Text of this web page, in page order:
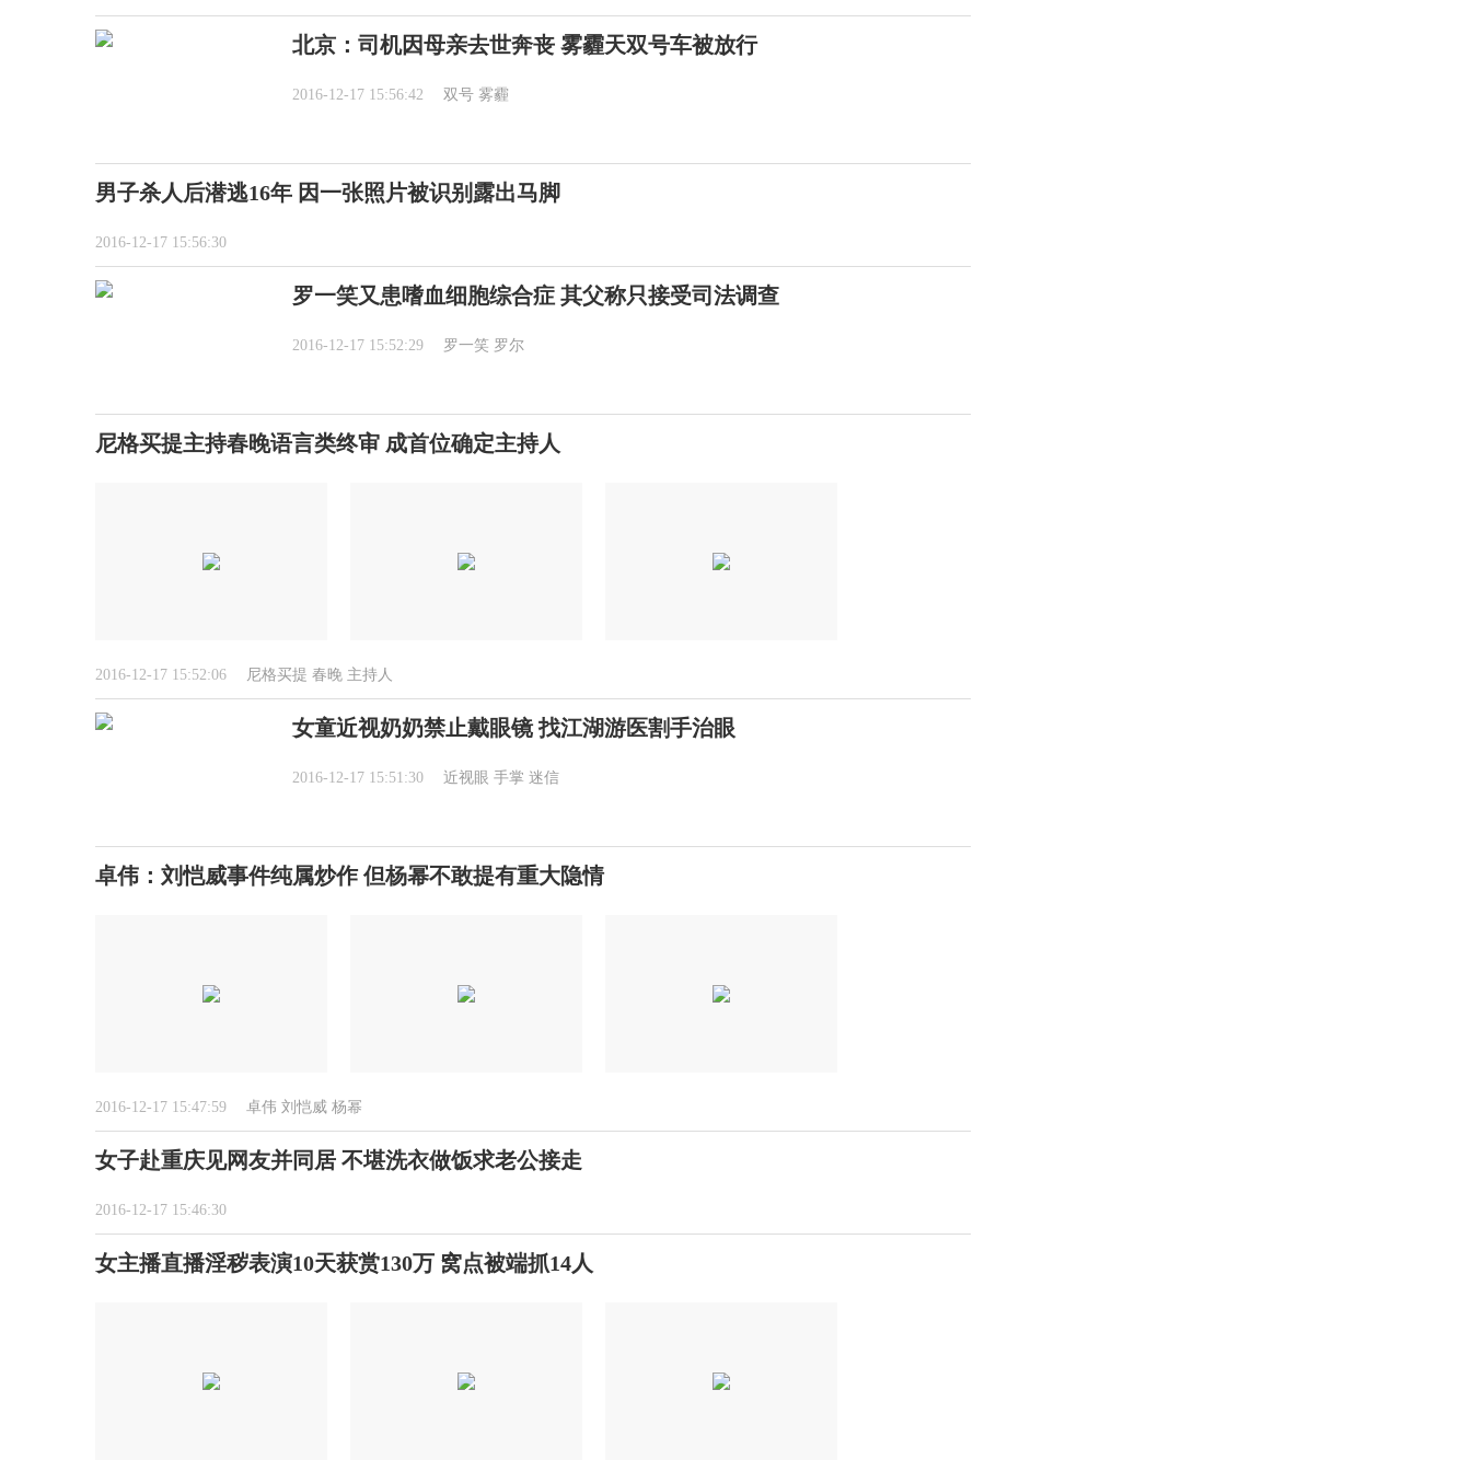
北京：司机因母亲去世奔丧 雾霾天双号车被放行
2016-12-17 15:56:42 双号 雾霾
男子杀人后潜逃16年 因一张照片被识别露出马脚
2016-12-17 15:56:30
罗一笑又患嗜血细胞综合症 其父称只接受司法调查
2016-12-17 15:52:29 罗一笑 罗尔
尼格买提主持春晚语言类终审 成首位确定主持人
2016-12-17 15:52:06 尼格买提 春晚 主持人
女童近视奶奶禁止戴眼镜 找江湖游医割手治眼
2016-12-17 15:51:30 近视眼 手掌 迷信
卓伟：刘恺威事件纯属炒作 但杨幂不敢提有重大隐情
2016-12-17 15:47:59 卓伟 刘恺威 杨幂
女子赴重庆见网友并同居 不堪洗衣做饭求老公接走
2016-12-17 15:46:30
女主播直播淫秽表演10天获赏130万 窝点被端抓14人